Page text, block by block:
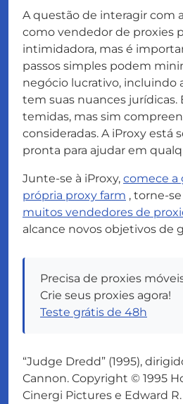
A questão de interagir com
como vendedor de proxies
intimidadora, mas é
passos simples podem
negócio lucrativo, incluindo
tem suas nuances jurídicas.
temidas, mas sim
consideradas. A iProxy está
pronta para ajudar em
Junte-se à iProxy, comece a
própria proxy farm , torne-
muitos vendedores de
alcance novos objetivos de
Precisa de proxies
Crie seus proxies agora!
Teste grátis de 48h
“Judge Dredd” (1995),
Cannon. Copyright © 1995
Cinergi Pictures e Edward